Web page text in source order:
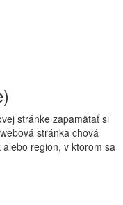
stránke zapamätať si
stránka chová
region, v ktorom sa